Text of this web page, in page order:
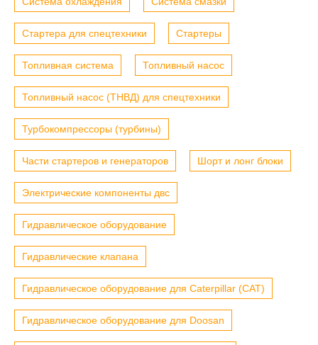
Стартера для спецтехники Стартеры
Топливная система Топливный насос
Топливный насос (ТНВД) для спецтехники
Турбокомпрессоры (турбины)
Части стартеров и генераторов Шорт и лонг блоки
Электрические компоненты двс
Гидравлическое оборудование
Гидравлические клапана
Гидравлическое оборудование для Caterpillar (CAT)
Гидравлическое оборудование для Doosan